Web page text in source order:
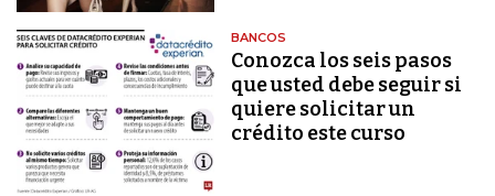
BANCOS
Conozca los seis pasos
que usted debe seguir si
quiere solicitar un
crédito este curso